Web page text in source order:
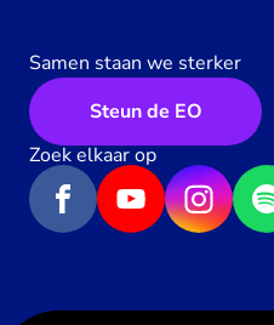
Samen staan we sterker
Steun de EO
Zoek elkaar op